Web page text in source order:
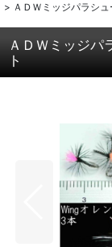
> ＡＤＷミッジパラ
ＡＤＷミッジ
ト